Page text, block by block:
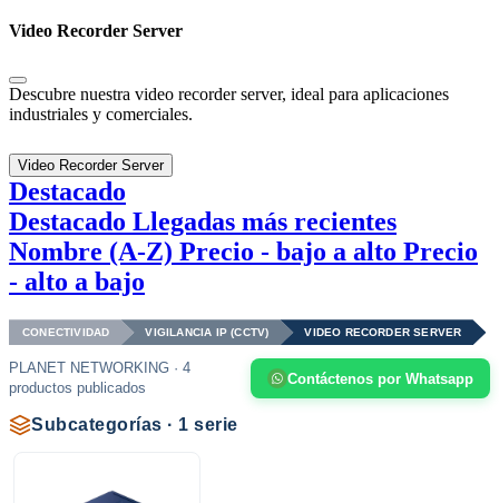
Video Recorder Server
Descubre nuestra video recorder server, ideal para aplicaciones
industriales y comerciales.
Video Recorder Server
Destacado
Destacado Llegadas más recientes
Nombre (A-Z) Precio - bajo a alto Precio
- alto a bajo
CONECTIVIDAD VIGILANCIA IP (CCTV) VIDEO RECORDER SERVER
PLANET NETWORKING · 4
productos publicados
Contáctenos por Whatsapp
Subcategorías · 1 serie